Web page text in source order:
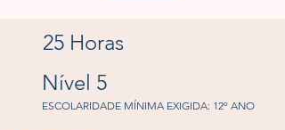
25 Horas
Nível 5
ESCOLARIDADE MÍNIMA EXIGIDA: 12º ANO